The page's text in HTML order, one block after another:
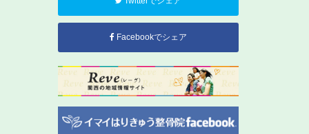
Facebookでシェア